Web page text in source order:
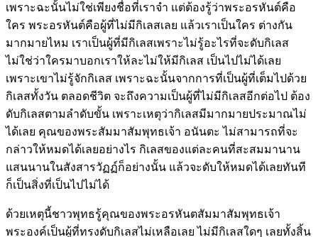
เพราะฉะนั้นไม่ใช่เพียงชื่อที่เราจำ แต่ต้องรู้ว่าพระอรหันต์คือ
ใคร พระอรหันต์คือผู้ที่ไม่มีกิเลสเลย แล้วเราเป็นใคร ต่างกัน
มากมายไหม เราเป็นผู้ที่มีกิเลสเพราะไม่รู้อะไรที่จะดับกิเลส
ไม่ใช่ว่าใครมาบอกเราให้ละไม่ให้มีกิเลส เป็นไปไม่ได้เลย
เพราะเขาไม่รู้จักกิเลส เพราะฉะนั้นจากการที่เป็นผู้ที่เต็มไปด้วย
กิเลสทั้งวัน ตลอดชีวิต จะถึงความเป็นผู้ที่ไม่มีกิเลสอีกต่อไป ต้อง
ดับกิเลสตามลำดับขั้น เพราะเหตุว่ากิเลสมีมากมายประมาณไม่
ได้เลย คุณของพระสัมมาสัมพุทธเจ้า อนันตะ ไม่สามารถที่จะ
กล่าวให้หมดได้เลยอย่างไร กิเลสของแต่ละคนที่สะสมมานาน
แสนนานในสังสารวัฏฏ์ก็อย่างนั้น แล้วจะดับให้หมดได้เลยทันที
ก็เป็นสิ่งที่เป็นไปไม่ได้
ด้วยเหตุนี้ชาวพุทธรู้คุณของพระอรหันตสัมมาสัมพุทธเจ้า
พระองค์เป็นผู้ที่ทรงดับกิเลสไม่เหลือเลย ไม่มีกิเลสใดๆ เลยทั้งสิ้น